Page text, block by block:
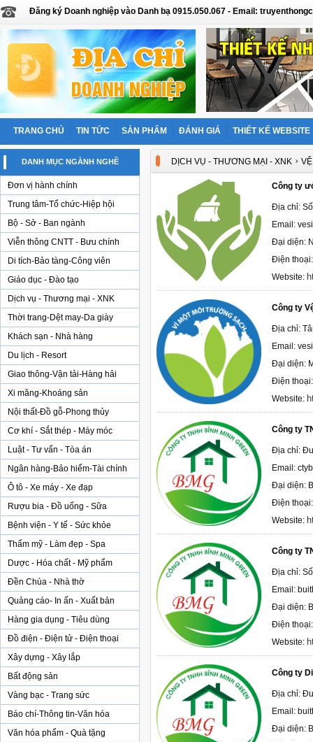
Đăng ký Doanh nghiệp vào Danh bạ 0915.050.067 - Email:
TRANG CHỦ TIN TỨC SẢN PHẨM ĐÁNH GIÁ THIẾT KẾ WEBSITE
DANH MỤC NGÀNH NGHỀ
Đơn vị hành chính
Trung tâm-Tổ chức-Hiệp hội
Bộ - Sở - Ban ngành
Viễn thông CNTT - Bưu chính
Di tích-Bảo tàng-Công viên
Giáo dục - Đào tạo
Dịch vụ - Thương mại - XNK
Thời trang-Dệt may-Da giày
Khách sạn - Nhà hàng
Du lịch - Resort
Giao thông-Vận tải-Hàng hải
Xi măng-Khoáng sản
Nội thất-Đồ gỗ-Phong thủy
Cơ khí - Sắt thép - Máy móc
Luật - Tư vấn - Tòa án
Ngân hàng-Bảo hiểm-Tài chính
Ô tô - Xe máy - Xe đạp
Rượu bia - Đồ uống - Sữa
Bệnh viện - Y tế - Sức khỏe
Thẩm mỹ - Làm đẹp - Spa
Dược - Hóa chất - Mỹ phẩm
Đền Chùa - Nhà thờ
Quảng cáo- In ấn - Xuất bản
Hàng gia dụng - Tiêu dùng
Đồ điện - Điện tử - Điện thoại
Xây dựng - Xây lắp
Bất động sản
Vàng bạc - Trang sức
Báo chí-Thông tin-Văn hóa
Văn hóa phẩm - Quà tặng
DỊCH VỤ - THƯƠNG MẠI - XNK ›
Công ty
Địa chỉ:
Email:
Đại diện:
Điện
Website:
Công ty
Địa chỉ:
Email:
Đại diện:
Điện
Website:
Công ty
Địa chỉ:
Email:
Đại diện:
Điện
Website:
Công ty
Địa chỉ:
Email:
Đại diện:
Điện
Website:
Công ty
Địa chỉ:
Email:
Đại diện: